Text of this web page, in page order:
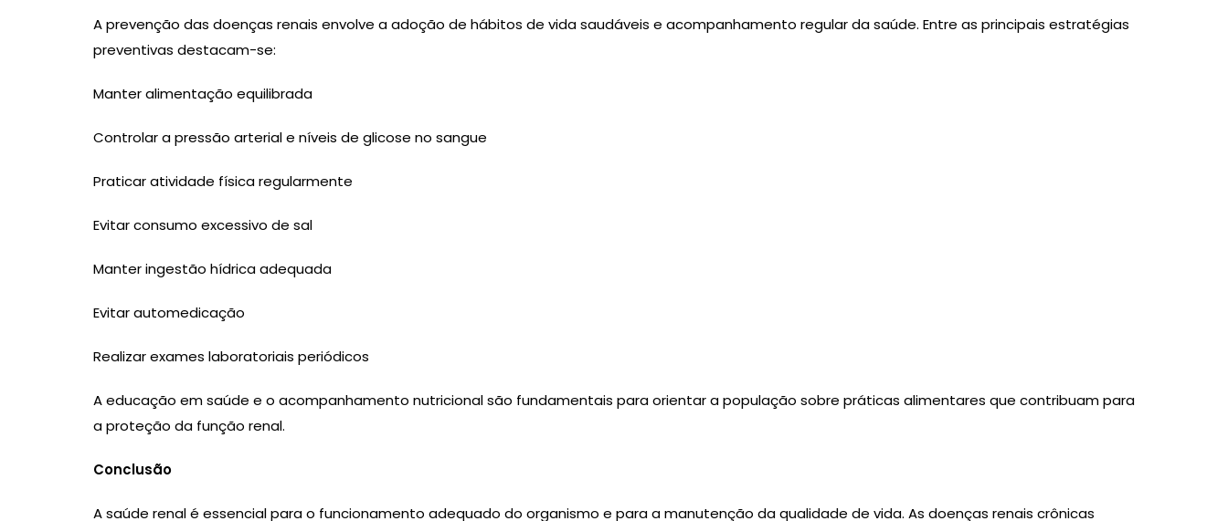
A prevenção das doenças renais envolve a adoção de hábitos de vida saudáveis e acompanhamento regular da saúde. Entre as principais estratégias
preventivas destacam-se:
Manter alimentação equilibrada
Controlar a pressão arterial e níveis de glicose no sangue
Praticar atividade física regularmente
Evitar consumo excessivo de sal
Manter ingestão hídrica adequada
Evitar automedicação
Realizar exames laboratoriais periódicos
A educação em saúde e o acompanhamento nutricional são fundamentais para orientar a população sobre práticas alimentares que contribuam para
a proteção da função renal.
Conclusão
A saúde renal é essencial para o funcionamento adequado do organismo e para a manutenção da qualidade de vida. As doenças renais crônicas